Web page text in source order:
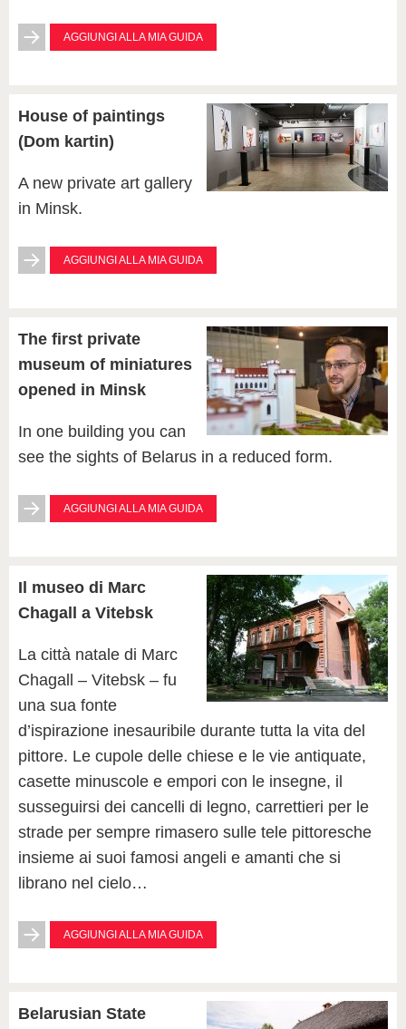
AGGIUNGI ALLA MIA GUIDA
House of paintings
(Dom kartin)
A new private art gallery
in Minsk.
AGGIUNGI ALLA MIA GUIDA
The first private
museum of miniatures
opened in Minsk
In one building you can
see the sights of Belarus in a reduced form.
AGGIUNGI ALLA MIA GUIDA
Il museo di Marc
Chagall a Vitebsk
La città natale di Marc
Chagall – Vitebsk – fu
una sua fonte
d’ispirazione inesauribile durante tutta la vita del
pittore. Le cupole delle chiese e le vie antiquate,
casette minuscole e empori con le insegne, il
susseguirsi dei cancelli di legno, carrettieri per le
strade per sempre rimasero sulle tele pittoresche
insieme ai suoi famosi angeli e amanti che si
librano nel cielo…
AGGIUNGI ALLA MIA GUIDA
Belarusian State